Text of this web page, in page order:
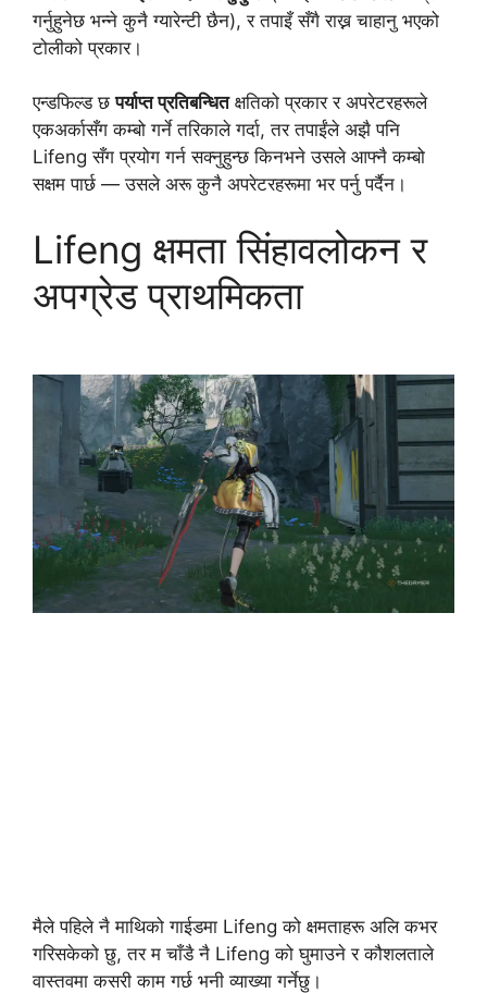
गर्नुहुनेछ भन्ने कुनै ग्यारेन्टी छैन), र तपाइँ सँगै राख्न चाहानु भएको
टोलीको प्रकार।
एन्डफिल्ड छपर्याप्त प्रतिबन्धितक्षतिको प्रकार र अपरेटरहरूले
एकअर्कासँग कम्बो गर्ने तरिकाले गर्दा, तर तपाईंले अझै पनि
Lifeng सँग प्रयोग गर्न सक्नुहुन्छ किनभने उसले आफ्नै कम्बो
सक्षम पार्छ — उसले अरू कुनै अपरेटरहरूमा भर पर्नु पर्दैन।
Lifeng क्षमता सिंहावलोकन र
अपग्रेड प्राथमिकता
मैले पहिले नै माथिको गाईडमा Lifeng को क्षमताहरू अलि कभर
गरिसकेको छु, तर म चाँडै नै Lifeng को घुमाउने र कौशलताले
वास्तवमा कसरी काम गर्छ भनी व्याख्या गर्नेछु।